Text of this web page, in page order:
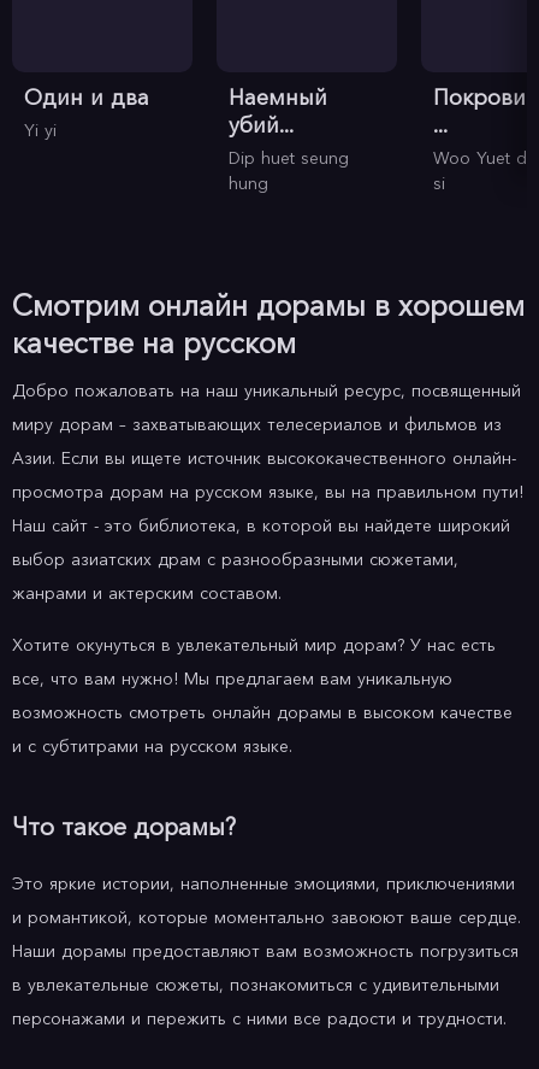
Один и два
Yi yi
Наемный
убий...
Dip huet seung
hung
...
Woo Yuet
si
Смотрим онлайн дорамы в хорошем
качестве на русском
Добро пожаловать на наш уникальный ресурс, посвященный
миру дорам – захватывающих телесериалов и фильмов из
Азии. Если вы ищете источник высококачественного онлайн-
просмотра дорам на русском языке, вы на правильном пути!
Наш сайт - это библиотека, в которой вы найдете широкий
выбор азиатских драм с разнообразными сюжетами,
жанрами и актерским составом.
Хотите окунуться в увлекательный мир дорам? У нас есть
все, что вам нужно! Мы предлагаем вам уникальную
возможность смотреть онлайн дорамы в высоком качестве
и с субтитрами на русском языке.
Что такое дорамы?
Это яркие истории, наполненные эмоциями, приключениями
и романтикой, которые моментально завоюют ваше сердце.
Наши дорамы предоставляют вам возможность погрузиться
в увлекательные сюжеты, познакомиться с удивительными
персонажами и пережить с ними все радости и трудности.